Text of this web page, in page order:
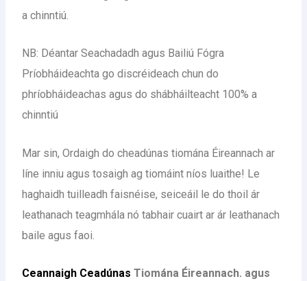
a chinntiú.
NB: Déantar Seachadadh agus Bailiú Fógra
Príobháideachta go discréideach chun do
phríobháideachas agus do shábháilteacht 100% a
chinntiú
Mar sin, Ordaigh do cheadúnas tiomána Éireannach ar
líne inniu agus tosaigh ag tiomáint níos luaithe! Le
haghaidh tuilleadh faisnéise, seiceáil le do thoil ár
leathanach teagmhála nó tabhair cuairt ar ár leathanach
baile agus faoi.
Ceannaigh Ceadúnas Tiomána Éireannach. agus